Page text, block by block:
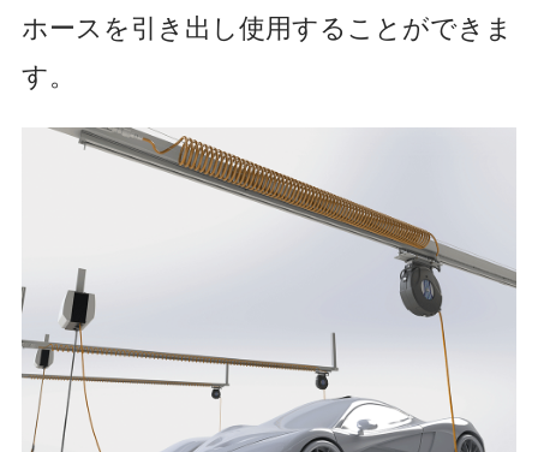
ホースを引き出し使用することができま
す。